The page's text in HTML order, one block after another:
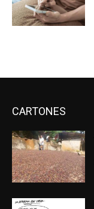
CARTONES